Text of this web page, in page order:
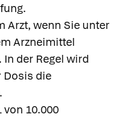
Arzt, wenn Sie unter
Arzneimittel
der Regel wird
Dosis die
von 10.000